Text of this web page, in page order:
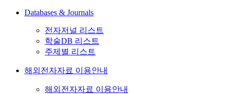
Databases & Journals
전자저널 리스트
학술DB 리스트
주제별 리스트
해외전자자료 이용안내
해외전자자료 이용안내